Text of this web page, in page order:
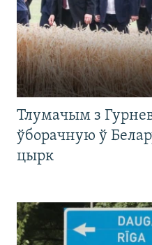
Тлумачым з
ўборачную ў
цырк